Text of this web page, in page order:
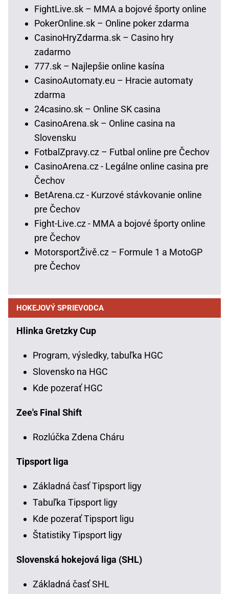
FightLive.sk – MMA a bojové športy online
PokerOnline.sk – Online poker zdarma
CasinoHryZdarma.sk – Casino hry
zadarmo
777.sk – Najlepšie online kasína
CasinoAutomaty.eu – Hracie automaty
zdarma
24casino.sk – Online SK casina
CasinoArena.sk – Online casina na
Slovensku
FotbalZpravy.cz – Futbal online pre Čechov
CasinoArena.cz - Legálne online casina pre
Čechov
BetArena.cz - Kurzové stávkovanie online
pre Čechov
Fight-Live.cz - MMA a bojové športy online
pre Čechov
MotorsportŽivě.cz – Formule 1 a MotoGP
pre Čechov
HOKEJOVÝ SPRIEVODCA
Hlinka Gretzky Cup
Program, výsledky, tabuľka HGC
Slovensko na HGC
Kde pozerať HGC
Zee's Final Shift
Rozlúčka Zdena Cháru
Tipsport liga
Základná časť Tipsport ligy
Tabuľka Tipsport ligy
Kde pozerať Tipsport ligu
Štatistiky Tipsport ligy
Slovenská hokejová liga (SHL)
Základná časť SHL